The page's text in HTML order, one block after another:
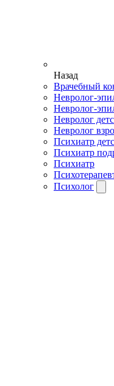
Назад
Врачебный
Невролог-
Невролог-
Невролог
Невролог
Психиатр
Психиатр
Психиатр
Психолог